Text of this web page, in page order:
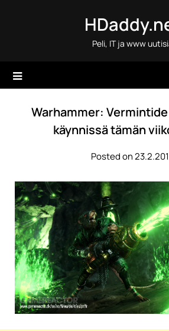
Peli, IT ja www
Warhammer:
käynnissä tämän
Posted on